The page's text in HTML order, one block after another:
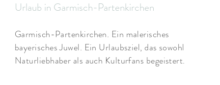
Urlaub in Garmisch-Partenkirchen
Garmisch-Partenkirchen. Ein malerisches
bayerisches Juwel. Ein Urlaubsziel, das sowohl
Naturliebhaber als auch Kulturfans begeistert.